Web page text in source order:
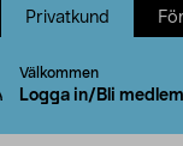
Privatkund
Välkommen
Logga in/Bli medlem